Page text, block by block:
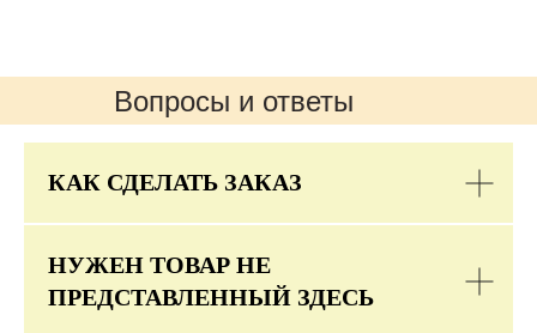
Вопросы и ответы
КАК СДЕЛАТЬ ЗАКАЗ
НУЖЕН ТОВАР НЕ
ПРЕДСТАВЛЕННЫЙ ЗДЕСЬ